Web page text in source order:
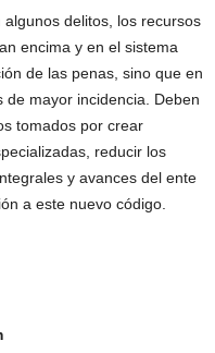
delitos, los recursos
encima y en el sistema
de las penas, sino que en
mayor incidencia. Deben
tomados por crear
reducir los
y avances del ente
a este nuevo código.